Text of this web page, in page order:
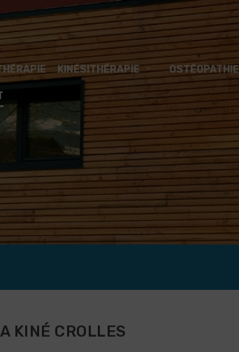
KINÉSITHÉRAPIE OSTÉOPATHIE
KINÉ CROLLES